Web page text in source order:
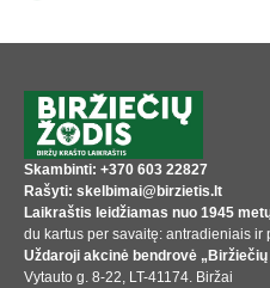
Skambinti: +370 603 22827
Rašyti: skelbimai@birzietis.lt
Laikraštis leidžiamas nuo 1945
du kartus per savaitę: antradieniais ir
Uždaroji akcinė bendrovė „Biržiečių
Vytauto g. 8-22, LT-41174. Biržai